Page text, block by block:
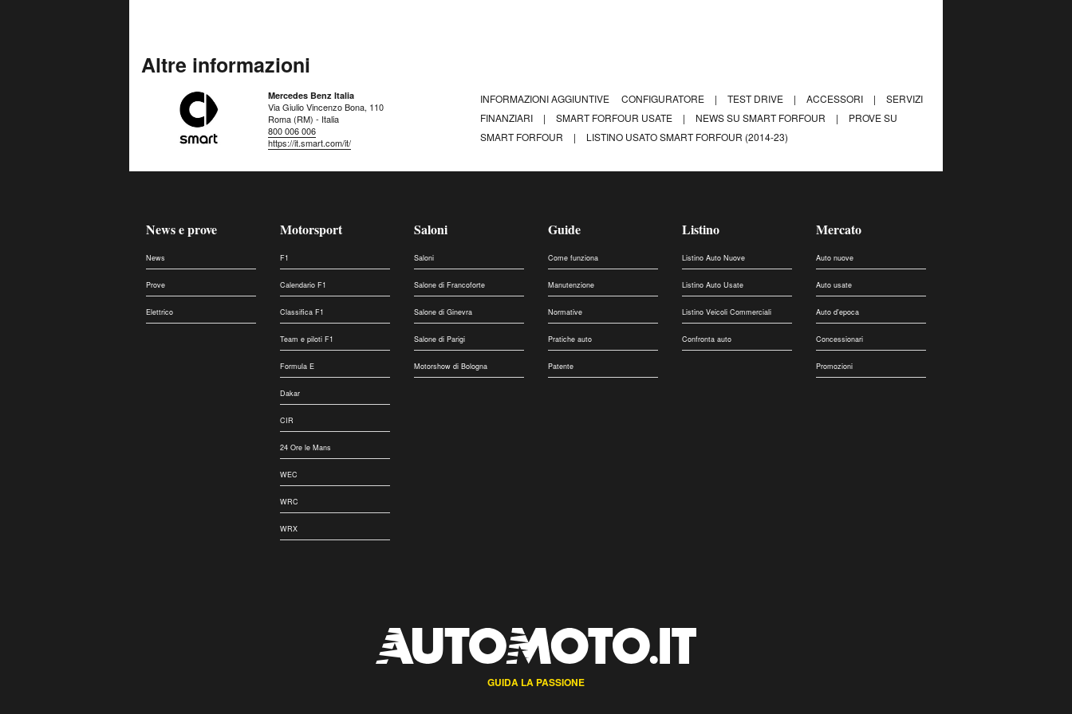
Altre informazioni
Mercedes Benz Italia
Via Giulio Vincenzo Bona, 110
Roma (RM) - Italia
800 006 006
https://it.smart.com/it/
INFORMAZIONI AGGIUNTIVE CONFIGURATORE | TEST DRIVE | ACCESSORI |
SERVIZI
FINANZIARI
| SMART FORFOUR USATE | NEWS SU SMART FORFOUR |
PROVE SU
SMART FORFOUR
| LISTINO USATO SMART FORFOUR (2014-23)
News e prove
News
Prove
Elettrico
Motorsport
F1
Calendario F1
Classifica F1
Team e piloti F1
Formula E
Dakar
CIR
24 Ore le Mans
WEC
WRC
WRX
Saloni
Saloni
Salone di Francoforte
Salone di Ginevra
Salone di Parigi
Motorshow di Bologna
Guide
Come funziona
Manutenzione
Normative
Pratiche auto
Patente
Listino
Listino Auto Nuove
Listino Auto Usate
Listino Veicoli Commerciali
Confronta auto
Mercato
Auto nuove
Auto usate
Auto d'epoca
Concessionari
Promozioni
GUIDA LA PASSIONE